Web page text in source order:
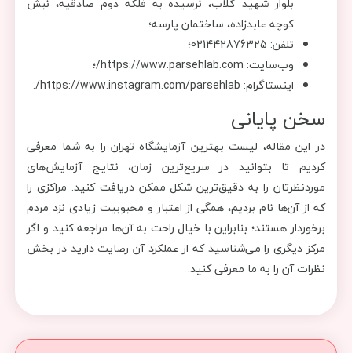
کوچه عابدزاده، ساختمان پارسه؛
تلفن: 021442876325؛
وب‌سایت: https://www.parsehlab.com/؛
اینستاگرام: https://www.instagram.com/parsehlab/.
سخن پایانی
در این مقاله، لیست بهترین آزمایشگاه تهران را به شما معرفی
کردیم تا بتوانید در سریع‌ترین زمان، نتایج آزمایش‌های
موردنظرتان را به دقیق‌ترین شکل ممکن دریافت کنید. مراکزی را
که از آن‌ها نام بردیم، همگی از اعتبار و محبوبیت زیادی نزد مردم
برخوردار هستند؛ بنابراین با خیال راحت به آن‌ها مراجعه کنید و اگر
مرکز دیگری را می‌شناسید که از عملکرد آن رضایت دارید در بخش
نظرات آن را به ما معرفی کنید.